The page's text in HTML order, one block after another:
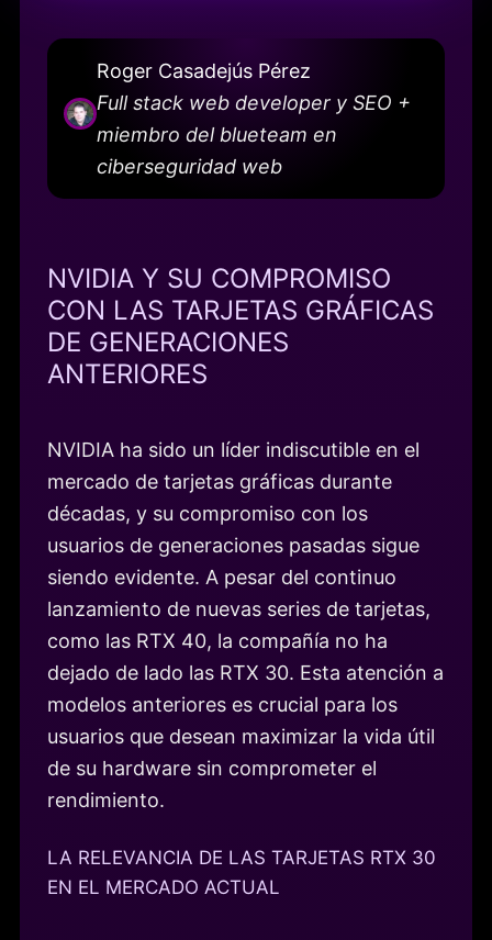
Roger Casadejús Pérez
Full stack web developer y SEO +
miembro del blueteam en
ciberseguridad web
NVIDIA Y SU COMPROMISO
CON LAS TARJETAS GRÁFICAS
DE GENERACIONES
ANTERIORES
NVIDIA ha sido un líder indiscutible en el
mercado de tarjetas gráficas durante
décadas, y su compromiso con los
usuarios de generaciones pasadas sigue
siendo evidente. A pesar del continuo
lanzamiento de nuevas series de tarjetas,
como las RTX 40, la compañía no ha
dejado de lado las RTX 30. Esta atención a
modelos anteriores es crucial para los
usuarios que desean maximizar la vida útil
de su hardware sin comprometer el
rendimiento.
LA RELEVANCIA DE LAS TARJETAS RTX 30
EN EL MERCADO ACTUAL